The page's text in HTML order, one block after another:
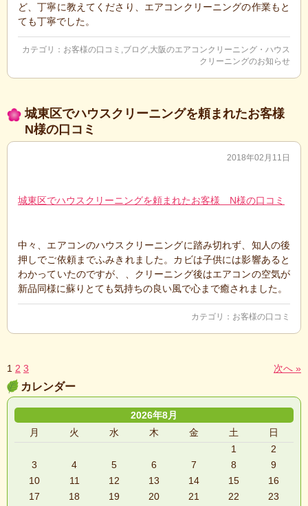
ど、丁寧に教えてくださり、エアコンクリーニングの作業もと
ても丁寧でした。
カテゴリ： お客様の口コミ ブログ 大阪のエアコンクリーニング・ハウス
クリーニングのお知らせ
城東区でハウスクリーニングを頼まれたお客様
N様の口コミ
2018年02月11日
城東区でハウスクリーニングを頼まれたお客様 N様の口コミ
中々、エアコンのハウスクリーニングに踏み切れず、知人の後
押しでご依頼までふみきれました。カビは子供には影響あると
わかっていたのですが、、クリーニング後はエアコンの空気が
新品同様に蘇りとても気持ちの良い風で心まで癒されました。
カテゴリ： お客様の口コミ
1 2 3 次へ »
カレンダー
2026年8月
月
火 水 木 金 土
日
1
2
3
4 5 6 7 8
9
10
11 12 13 14 15
16
17
18 19 20 21 22
23